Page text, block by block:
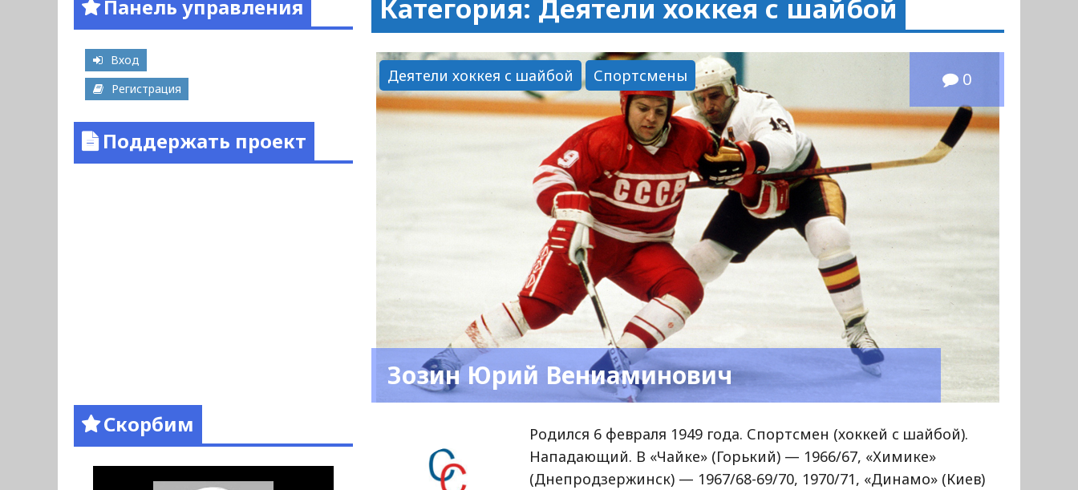
Категория: Деятели хоккея с шайбой
Деятели хоккея с шайбой Спортсмены 0
Зозин Юрий Вениаминович
Родился 6 февраля 1949 года. Спортсмен (хоккей с шайбой).
Нападающий. В «Чайке» (Горький) — 1966/67, «Химике»
(Днепродзержинск) — 1967/68-69/70, 1970/71, «Динамо» (Киев)
Панель управления
Вход
Регистрация
Поддержать проект
Скорбим